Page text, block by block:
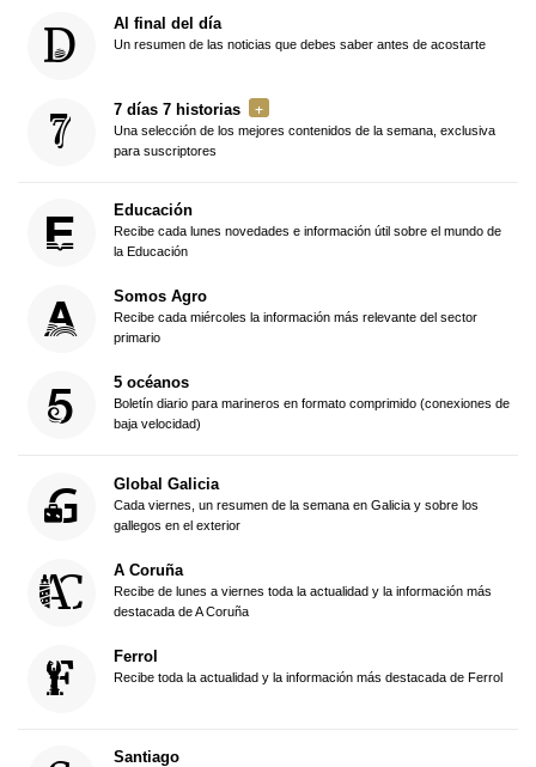
Al final del día
Un resumen de las noticias que debes saber antes de acostarte
7 días 7 historias
Una selección de los mejores contenidos de la semana, exclusiva
para suscriptores
Educación
Recibe cada lunes novedades e información útil sobre el mundo de
la Educación
Somos Agro
Recibe cada miércoles la información más relevante del sector
primario
5 océanos
Boletín diario para marineros en formato comprimido (conexiones de
baja velocidad)
Global Galicia
Cada viernes, un resumen de la semana en Galicia y sobre los
gallegos en el exterior
A Coruña
Recibe de lunes a viernes toda la actualidad y la información más
destacada de A Coruña
Ferrol
Recibe toda la actualidad y la información más destacada de Ferrol
Santiago